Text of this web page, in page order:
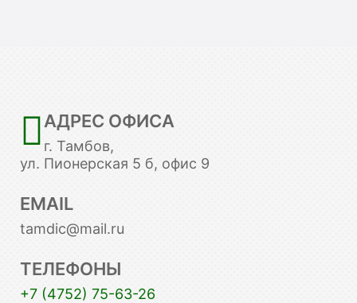
АДРЕС ОФИСА
г. Тамбов,
ул. Пионерская 5 б, офис 9
EMAIL
tamdic@mail.ru
ТЕЛЕФОНЫ
+7 (4752) 75-63-26